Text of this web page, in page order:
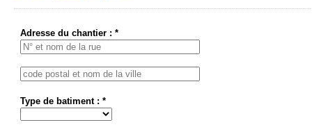
Adresse du chantier : *
Type de batiment : *